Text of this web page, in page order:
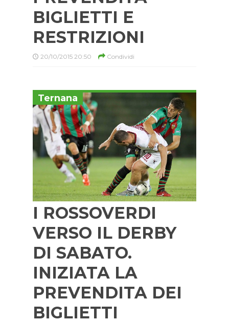
BIGLIETTI E
RESTRIZIONI
20/10/2015 20:50 Condividi
Ternana
I ROSSOVERDI
VERSO IL DERBY
DI SABATO.
INIZIATA LA
PREVENDITA DEI
BIGLIETTI